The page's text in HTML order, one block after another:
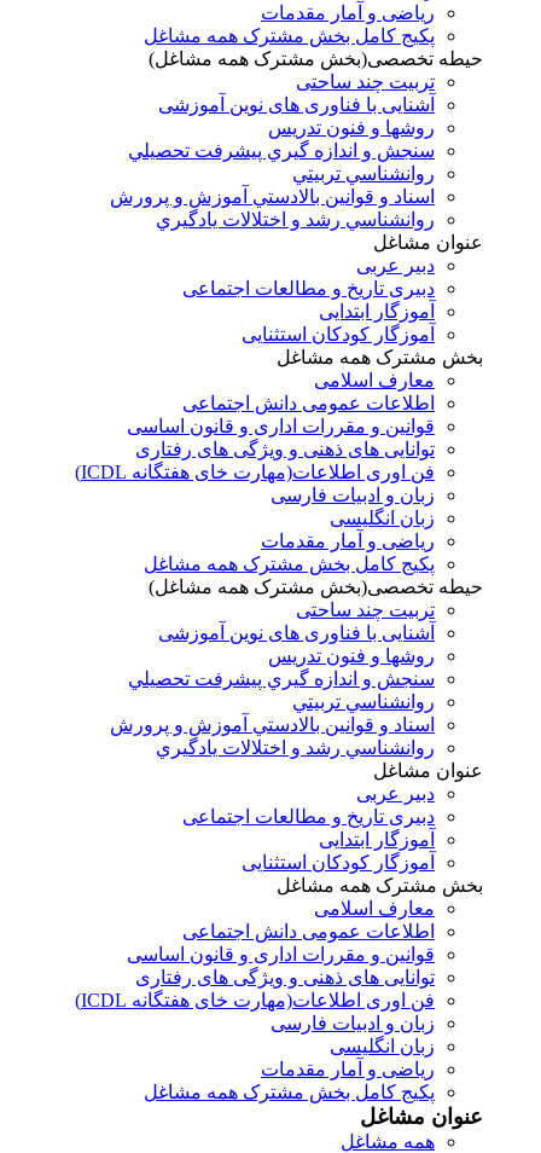
ریاضی و آمار مقدمات
پکیج کامل بخش مشترک همه مشاغل
حیطه تخصصی(بخش مشترک همه مشاغل)
تربیت چند ساحتی
آشنایی با فناوری های نوین آموزشی
روشها و فنون تدريس
سنجش و اندازه گيري پيشرفت تحصيلي
روانشناسي تربيتي
اسناد و قوانين بالادستي آموزش و پرورش
روانشناسي رشد و اختلالات يادگيري
عنوان مشاغل
دبير عربی
دبیری تاریخ و مطالعات اجتماعی
آموزگار ابتدایی
آموزگار کودکان استثنایی
بخش مشترک همه مشاغل
معارف اسلامی
اطلاعات عمومی دانش اجتماعی
قوانین و مقررات اداری و قانون اساسی
توانایی های ذهنی و ویژگی های رفتاری
فن اوری اطلاعات(مهارت خای هفتگانه ICDL)
زبان و ادبیات فارسی
زبان انگلیسی
ریاضی و آمار مقدمات
پکیج کامل بخش مشترک همه مشاغل
حیطه تخصصی(بخش مشترک همه مشاغل)
تربیت چند ساحتی
آشنایی با فناوری های نوین آموزشی
روشها و فنون تدريس
سنجش و اندازه گيري پيشرفت تحصيلي
روانشناسي تربيتي
اسناد و قوانين بالادستي آموزش و پرورش
روانشناسي رشد و اختلالات يادگيري
عنوان مشاغل
دبير عربی
دبیری تاریخ و مطالعات اجتماعی
آموزگار ابتدایی
آموزگار کودکان استثنایی
بخش مشترک همه مشاغل
معارف اسلامی
اطلاعات عمومی دانش اجتماعی
قوانین و مقررات اداری و قانون اساسی
توانایی های ذهنی و ویژگی های رفتاری
فن اوری اطلاعات(مهارت خای هفتگانه ICDL)
زبان و ادبیات فارسی
زبان انگلیسی
ریاضی و آمار مقدمات
پکیج کامل بخش مشترک همه مشاغل
عنوان مشاغل
همه مشاغل